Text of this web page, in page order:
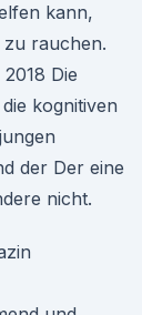
kann,
rauchen.
Die
kognitiven
der Der eine
nicht.